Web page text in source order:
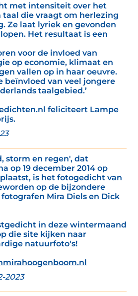
met intensiteit over het
taal die vraagt om herlezing
Ze laat lyriek en gevonden
Het resultaat is een
voor de invloed van
op economie, klimaat en
vallen op in haar oeuvre.
beïnvloed van veel jongere
taalgebied.’
feliciteert Lampe
storm en regen', dat
op 19 december 2014 op
is het fotogedicht van
op de bijzondere
Mira Diels en Dick
in deze wintermaand
die site kijken naar
natuurfoto's!
2023